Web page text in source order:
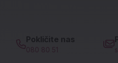
Pokličite nas
080 80 51